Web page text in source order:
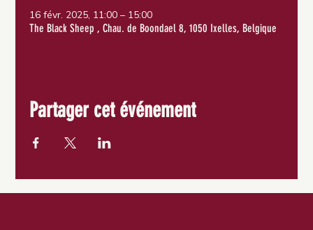
16 févr. 2025, 11:00 – 15:00
The Black Sheep , Chau. de Boondael 8, 1050 Ixelles, Belgique
Partager cet événement